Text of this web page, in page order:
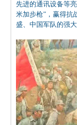
先进的通讯设备等
米加步枪”，赢得抗
盛、中国军队的强